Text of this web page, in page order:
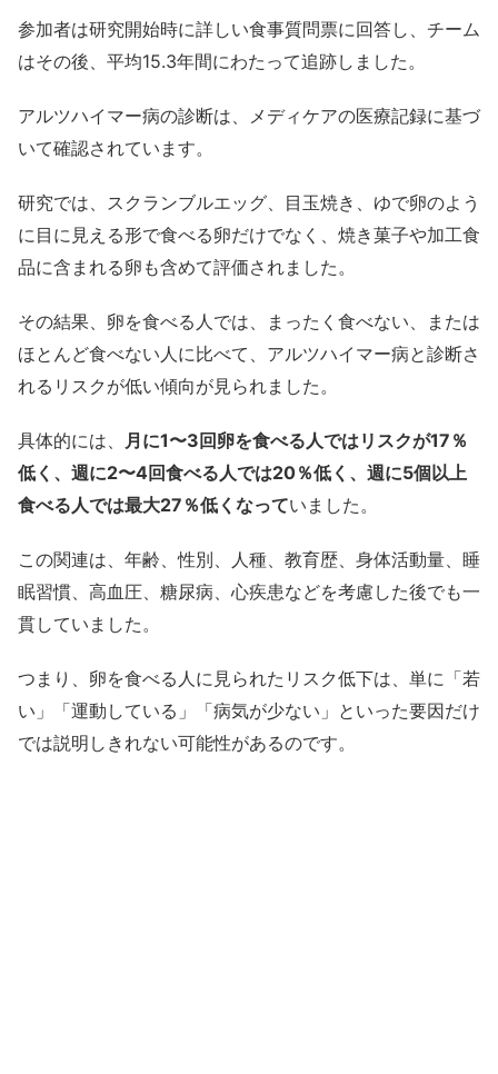
参加者は研究開始時に詳しい食事質問票に回答し、チーム
はその後、平均15.3年間にわたって追跡しました。
アルツハイマー病の診断は、メディケアの医療記録に基づ
いて確認されています。
研究では、スクランブルエッグ、目玉焼き、ゆで卵のよう
に目に見える形で食べる卵だけでなく、焼き菓子や加工食
品に含まれる卵も含めて評価されました。
その結果、卵を食べる人では、まったく食べない、または
ほとんど食べない人に比べて、アルツハイマー病と診断さ
れるリスクが低い傾向が見られました。
具体的には、 月に1〜3回卵を食べる人ではリスクが17％
低く、週に2〜4回食べる人では20％低く、週に5個以上
食べる人では最大27％低くなっていました。
この関連は、年齢、性別、人種、教育歴、身体活動量、睡
眠習慣、高血圧、糖尿病、心疾患などを考慮した後でも一
貫していました。
つまり、卵を食べる人に見られたリスク低下は、単に「若
い」「運動している」「病気が少ない」といった要因だけ
では説明しきれない可能性があるのです。